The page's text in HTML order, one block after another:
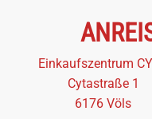
Einkaufszentrum
Cytastraße 1
6176 Völs